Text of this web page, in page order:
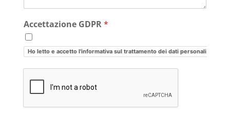
Accettazione GDPR*
Ho letto e accetto l'informativa sul trattamento dei dati personali